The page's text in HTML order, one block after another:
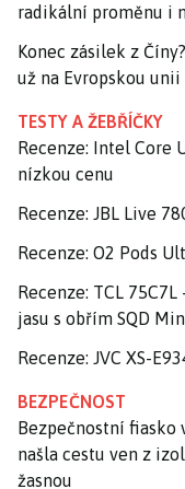
radikální proměnu i
Konec zásilek z
už na Evropskou
TESTY A ŽEBŘÍČKY
Recenze: Intel Core
nízkou cenu
Recenze: JBL Live
Recenze: O2 Pods
Recenze: TCL
jasu s obřím SQD
Recenze: JVC XS-
BEZPEČNOST
Bezpečnostní fiasko
našla cestu ven z
žasnou